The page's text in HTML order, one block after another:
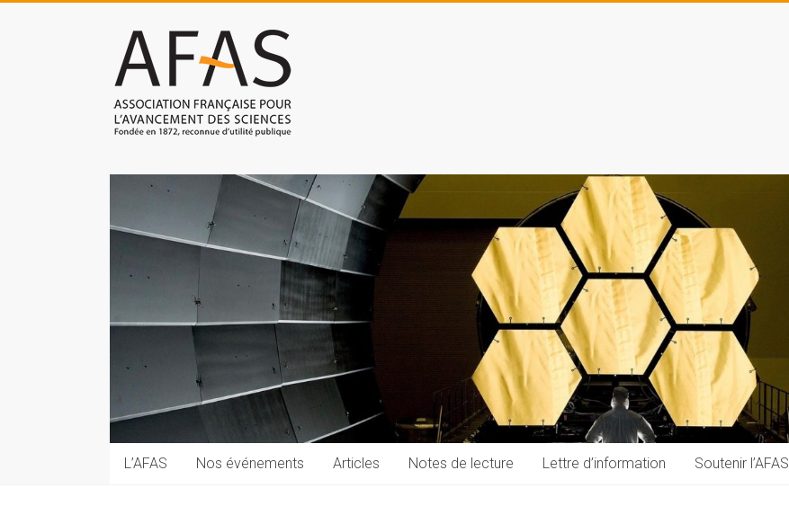
Association
française
pour
des
sciences
(AFAS)
les
techniques
auprès
du
public
L’AFAS Nos événements Articles Notes de lecture Lettre d’information Soutenir l’AFAS